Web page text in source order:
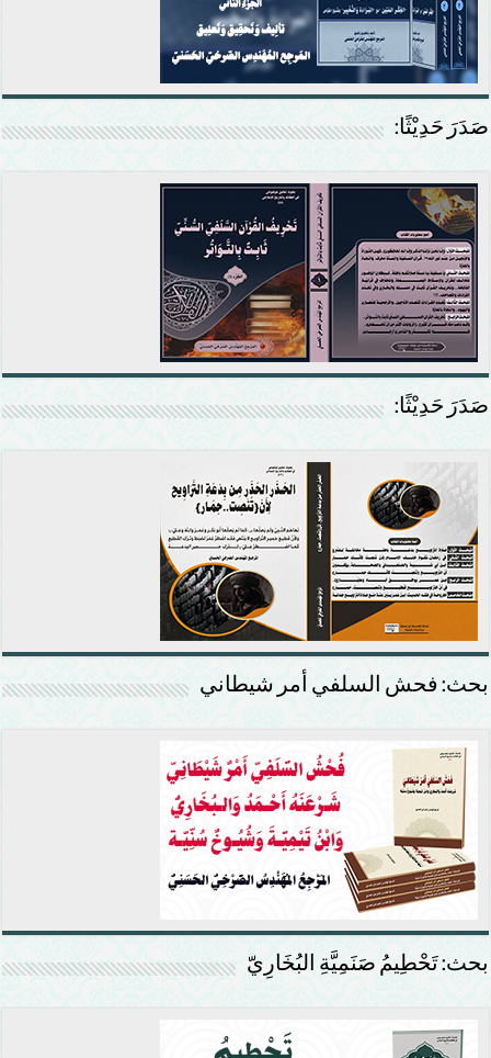
صَدَرَ حَدِيْثًا:
صَدَرَ حَدِيْثًا:
بحث: فحش السلفي أمر شيطاني
بحث: تَحْطِيمُ صَنَمِيَّةِ البُخَارِيّ